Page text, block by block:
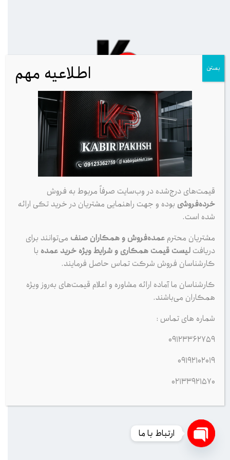
ورود با پیامک ورود با رمز
اطلاعیه مهم
قیمت‌های درج‌شده در وب‌سایت صرفاً مربوط به فروش
خرده‌فروشی بوده و جهت راهنمایی مشتریان در خرید تکی ارائه
شده است.
مشتریان محترمعمده‌فروش و همکاران صنف می‌توانند برای
دریافتلیست قیمت همکاری و شرایط ویژه خرید عمده با
کارشناسان فروش شرکت تماس حاصل فرمایند.
کارشناسان ما آماده ارائه مشاوره و اعلام قیمت‌های به‌روز ویژه
همکاران می‌باشند.
شماره های تماس :
09123362759
09192102019
02133921570
بستن
ارتباط با ما